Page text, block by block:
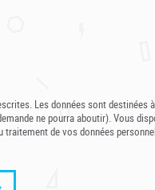
Les données sont destinées
ne pourra aboutir). Vous
de vos données